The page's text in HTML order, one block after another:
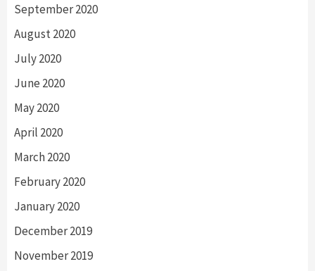
September 2020
August 2020
July 2020
June 2020
May 2020
April 2020
March 2020
February 2020
January 2020
December 2019
November 2019